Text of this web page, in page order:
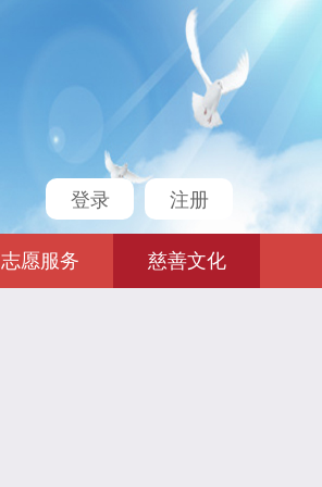
登录 注册
志愿服务 慈善文化